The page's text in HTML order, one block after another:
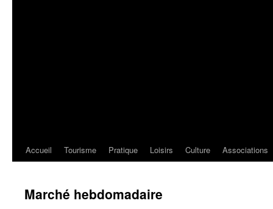
Accueil Tourisme Pratique Loisirs Culture Associations
Marché hebdomadaire